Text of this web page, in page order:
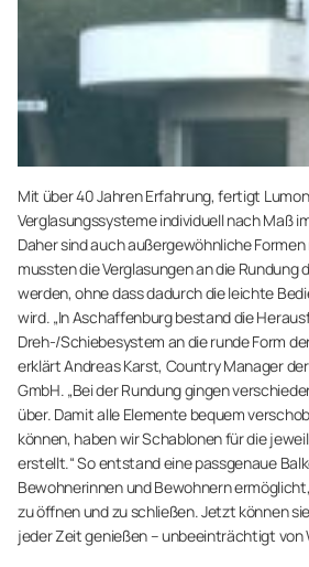
Mit über 40 Jahren Erfahrung, fertigt
Verglasungssysteme individuell nach Maß
Daher sind auch außergewöhnliche Formen
mussten die Verglasungen an die Rundung
werden, ohne dass dadurch die leichte
wird. „In Aschaffenburg bestand die
Dreh-/Schiebesystem an die runde Form
erklärt Andreas Karst, Country Manager
GmbH. „Bei der Rundung gingen
über. Damit alle Elemente bequem
können, haben wir Schablonen für die
erstellt.“ So entstand eine passgenaue
Bewohnerinnen und Bewohnern
zu öffnen und zu schließen. Jetzt können
jeder Zeit genießen – unbeeinträchtigt von